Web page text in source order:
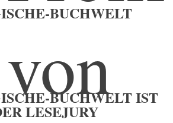
BUCHWELT
BUCHWELT IST
LESEJURY